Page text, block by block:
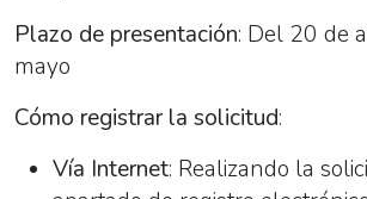
Plazo de presentación: Del 20 de
mayo
Cómo registrar la solicitud:
Vía Internet: Realizando la